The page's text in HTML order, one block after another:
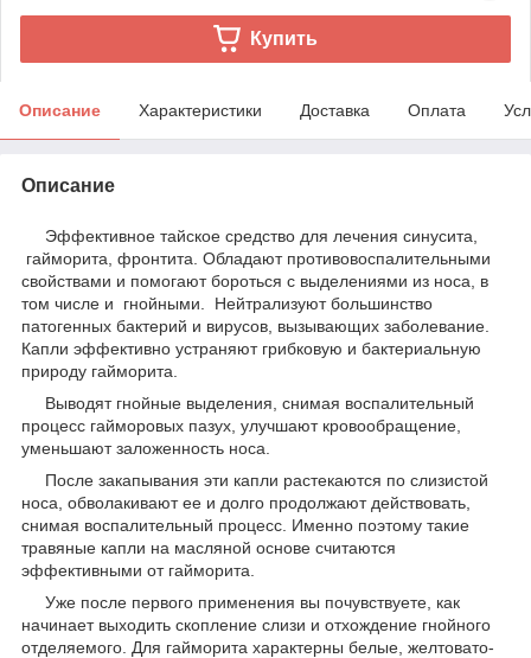
Купить
Описание Характеристики Доставка Оплата
Описание
Эффективное тайское средство для лечения синусита,
гайморита, фронтита. Обладают противовоспалительными
свойствами и помогают бороться с выделениями из носа, в
том числе и гнойными. Нейтрализуют большинство
патогенных бактерий и вирусов, вызывающих заболевание.
Капли эффективно устраняют грибковую и бактериальную
природу гайморита.
Выводят гнойные выделения, снимая воспалительный
процесс гайморовых пазух, улучшают кровообращение,
уменьшают заложенность носа.
После закапывания эти капли растекаются по слизистой
носа, обволакивают ее и долго продолжают действовать,
снимая воспалительный процесс. Именно поэтому такие
травяные капли на масляной основе считаются
эффективными от гайморита.
Уже после первого применения вы почувствуете, как
начинает выходить скопление слизи и отхождение гнойного
отделяемого. Для гайморита характерны белые, желтовато-